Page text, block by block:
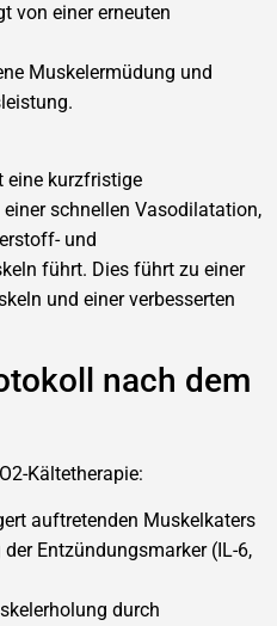
von einer erneuten
Muskelermüdung und
eine kurzfristige
schnellen Vasodilatation,
und
führt. Dies führt zu einer
und einer verbesserten
nach dem
Kältetherapie:
auftretenden Muskelkaters
Entzündungsmarker (IL-6,
durch